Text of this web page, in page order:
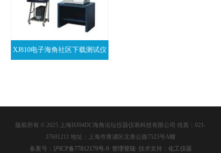
XJ810电子海角社区下载测试仪
版权所有 © 2025 上海HJ04DC海角论坛仪器仪表科技有限公司 传真：021-
37691211 地址：上海市青浦区北青公路7523号A幢
备案号： 沪ICP备77812179号-9 管理登陆 技术支持： 化工仪器